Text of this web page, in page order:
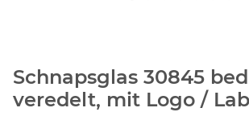
Schnapsglas 30845
veredelt, mit Logo /